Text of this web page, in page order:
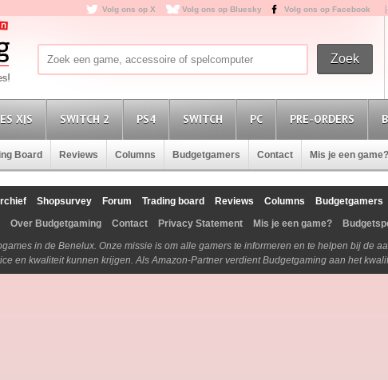
Volg ons op X Volg ons op Bluesky Volg ons op Facebook
X|S SWITCH 2 PS4 SWITCH PC PRE-ORDERS
Board Reviews Columns Budgetgamers Contact Mis je een game?
Shopsurvey Forum Trading board Reviews Columns
Budgetgamers
Over Budgetgaming Contact Privacy Statement Mis je een game?
in de Benelux. Onze missie is om alle gamers te informeren en te helpen bij de
en kwaliteit kunnen krijgen. Als Amazon-Partner verdient Budgetgaming aan het